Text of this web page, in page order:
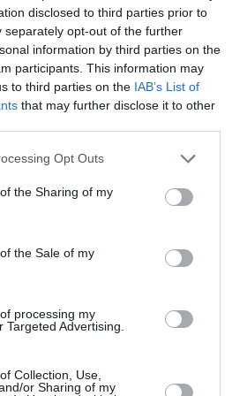
disclosed to third parties prior to
separately opt-out of the further
information by third parties on the
participants. This information may
to third parties on the IAB’s List of
that may further disclose it to other
Opt Outs
the Sharing of my
the Sale of my
processing my
Targeted Advertising.
Collection, Use,
or Sharing of my
ΕΚΔΟΣΕΙΣ ΠΑΤΑΚΗ
Πολιτισμό!
Άρθρα